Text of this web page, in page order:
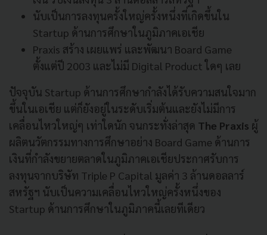
นับเป็นการลงทุนครั้งใหญ่ครั้งหนึ่งที่เกิดขึ้นใน
Startup ด้านการศึกษาในภูมิภาคเอเชีย
Praxis สร้าง เผยแพร่ และพัฒนา Board Game
ตั้งแต่ปี 2003 และไม่มี Digital Product ใดๆ เลย
ปัจจุบัน Startup ด้านการศึกษากำลังได้รับความสนใจมาก
ขึ้นในเอเชีย แต่ก็ยังอยู่ในระดับเริ่มต้นและยังไม่มีการ
เคลื่อนไหวใหญ่ๆ เท่าใดนัก จนกระทั่งล่าสุด The Praxis ผู้
ผลิตนวัตกรรมทางการศึกษาอย่าง Board Game ด้านการ
เงินที่กำลังขยายตลาดในภูมิภาคเอเชียประกาศรับการ
ลงทุนจากบริษัท Triple P Capital มูลค่า 3 ล้านดอลลาร์
สหรัฐฯ นับเป็นความเคลื่อนไหวใหญ่ครั้งหนึ่งของ
Startup ด้านการศึกษาในภูมิภาคนี้เลยทีเดียว